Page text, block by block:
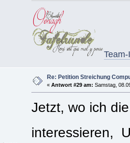
Re: Petition Streichung
«Antwort #29 am: Samstag,
Jetzt, wo ich
interessieren,